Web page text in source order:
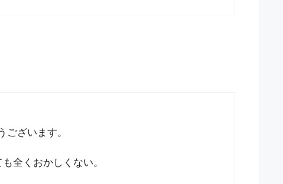
ざいます。
全くおかしくない。